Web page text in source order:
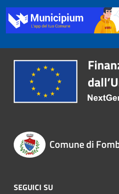
Comune di
SEGUICI SU